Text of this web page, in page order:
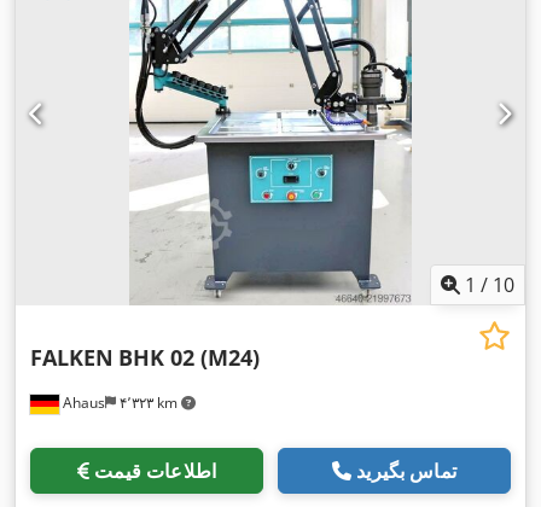
1 / 10
Ahaus ۴٬۳۲۳ km
FALKEN BHK 02 (M24)
اطلاعات قیمت تماس بگیرید